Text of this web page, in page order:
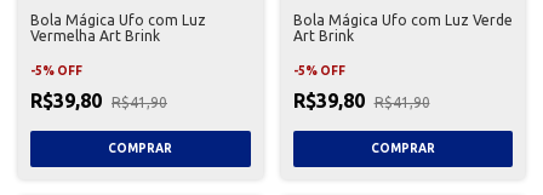
Bola Mágica Ufo com Luz
Vermelha Art Brink
-5% OFF
R$39,80 R$41,90
Bola Mágica Ufo com Luz Verde
Art Brink
-5% OFF
R$39,80 R$41,90